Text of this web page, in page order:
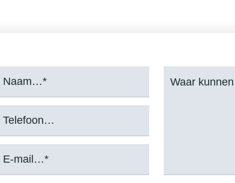
(Vereist)
mail
(Vereist)